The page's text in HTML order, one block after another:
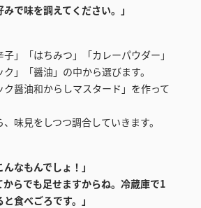
みで味を調えてください。」
」「はちみつ」「カレーパウダー」
ク」「醤油」の中から選びます。
醤油和からしマスタード」を作って
味見をしつつ調合していきます。
なもんでしょ！」
からでも足せますからね。冷蔵庫で1
食べごろです。」